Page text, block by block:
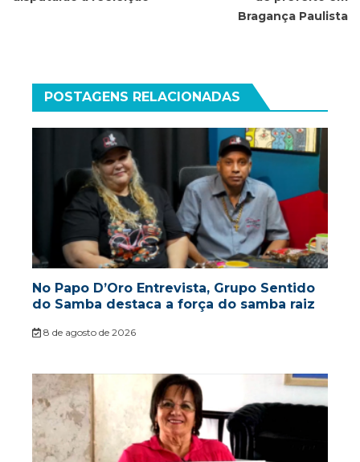
Bragança Paulista
POSTAGENS RELACIONADAS
No Papo D’Oro Entrevista, Grupo Sentido
do Samba destaca a força do samba raiz
8 de agosto de 2026